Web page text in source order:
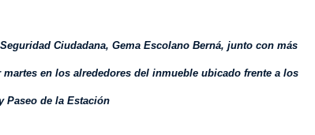
Ciudadana, Gema Escolano Berná, junto con más
en los alrededores del inmueble ubicado frente a los
Paseo de la Estación